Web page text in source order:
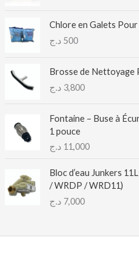
Chlore en Galets Pour
500 د.ج
Brosse de Nettoyage
3,800 د.ج
Fontaine – Buse à
1 pouce
11,000 د.ج
Bloc d’eau Junkers
/ WRDP / WRD11)
7,000 د.ج